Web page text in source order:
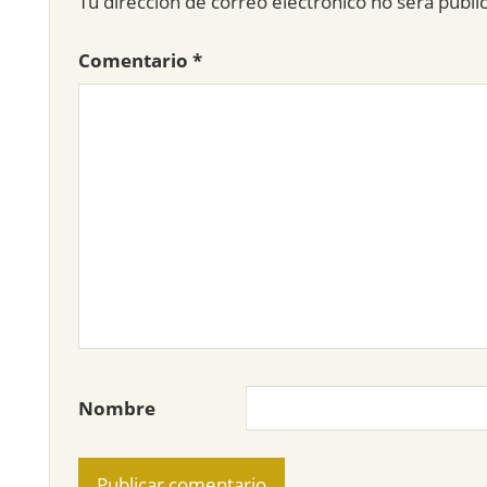
Comentario *
Nombre